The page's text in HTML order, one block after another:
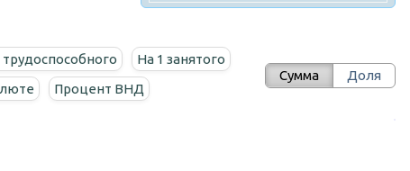
трудоспособного
На 1 занятого
Процент ВНД
Сумма Доля